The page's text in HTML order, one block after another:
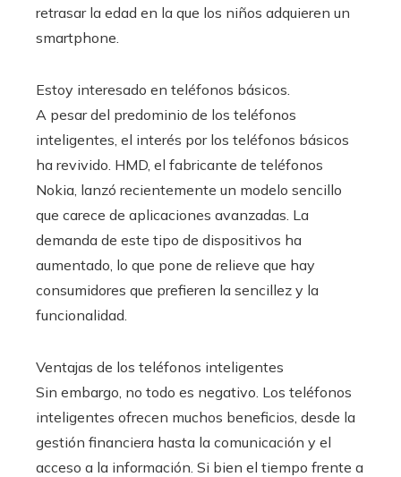
retrasar la edad en la que los niños adquieren un
smartphone.
Estoy interesado en teléfonos básicos.
A pesar del predominio de los teléfonos
inteligentes, el interés por los teléfonos básicos
ha revivido. HMD, el fabricante de teléfonos
Nokia, lanzó recientemente un modelo sencillo
que carece de aplicaciones avanzadas. La
demanda de este tipo de dispositivos ha
aumentado, lo que pone de relieve que hay
consumidores que prefieren la sencillez y la
funcionalidad.
Ventajas de los teléfonos inteligentes
Sin embargo, no todo es negativo. Los teléfonos
inteligentes ofrecen muchos beneficios, desde la
gestión financiera hasta la comunicación y el
acceso a la información. Si bien el tiempo frente a